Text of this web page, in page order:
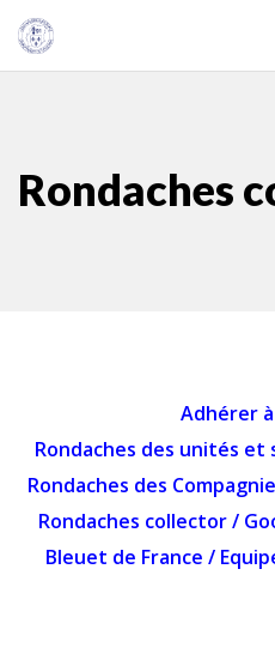
Rondaches
Adhérer à
Rondaches des unités
Rondaches des
Rondaches collector/
Bleuet de France /